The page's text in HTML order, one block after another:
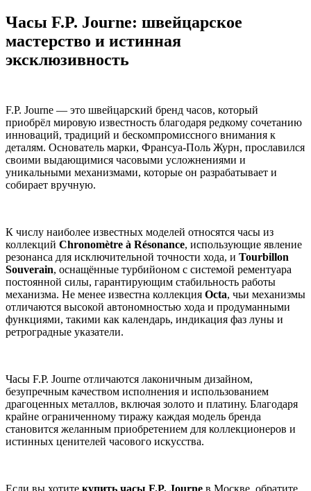
Часы F.P. Journe: швейцарское
мастерство и истинная
эксклюзивность
F.P. Journe — это швейцарский бренд часов, который
приобрёл мировую известность благодаря редкому сочетанию
инноваций, традиций и бескомпромиссного внимания к
деталям. Основатель марки, Франсуа-Поль Журн, прославился
своими выдающимися часовыми усложнениями и
уникальными механизмами, которые он разрабатывает и
собирает вручную.
К числу наиболее известных моделей относятся часы из
коллекций Chronomètre à Résonance, использующие явление
резонанса для исключительной точности хода, и Tourbillon
Souverain, оснащённые турбийоном с системой рементуара
постоянной силы, гарантирующим стабильность работы
механизма. Не менее известна коллекция Octa, чьи механизмы
отличаются высокой автономностью хода и продуманными
функциями, такими как календарь, индикация фаз луны и
ретроградные указатели.
Часы F.P. Journe отличаются лаконичным дизайном,
безупречным качеством исполнения и использованием
драгоценных металлов, включая золото и платину. Благодаря
крайне ограниченному тиражу каждая модель бренда
становится желанным приобретением для коллекционеров и
истинных ценителей часового искусства.
Если вы хотите купить часы F.P. Journe в Москве, обратите